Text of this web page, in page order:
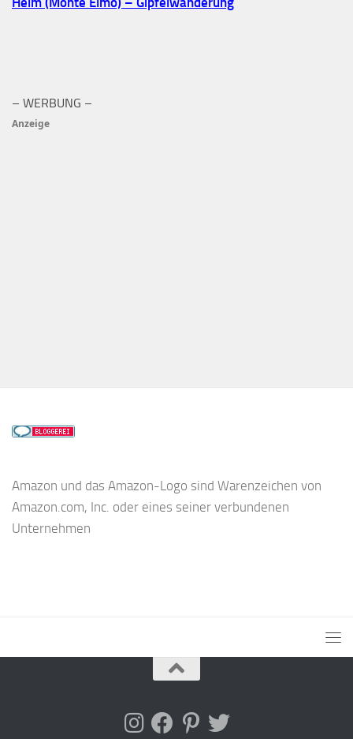
– WERBUNG –
Anzeige
Amazon und das Amazon-Logo sind Warenzeichen von
Amazon.com, Inc. oder eines seiner verbundenen
Unternehmen